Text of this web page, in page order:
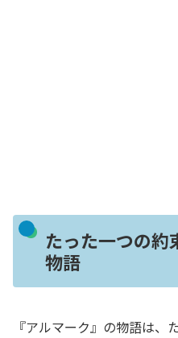
たった一つの約
物語
『アルマーク』の物語は、